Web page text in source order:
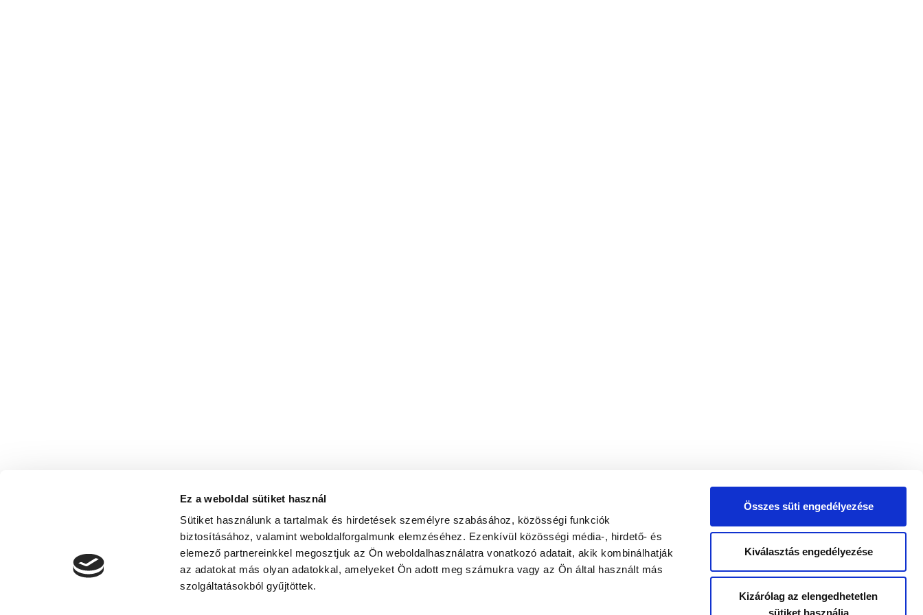
Ez a weboldal sütiket használ
Sütiket használunk a tartalmak és hirdetések személyre szabásához, közösségi funkciók
biztosításához, valamint weboldalforgalmunk elemzéséhez. Ezenkívül közösségi média-, hirdető- és
elemező partnereinkkel megosztjuk az Ön weboldalhasználatra vonatkozó adatait, akik kombinálhatják
az adatokat más olyan adatokkal, amelyeket Ön adott meg számukra vagy az Ön által használt más
szolgáltatásokból gyűjtöttek.
Összes süti engedélyezése
Kiválasztás engedélyezése
Kizárólag az elengedhetetlen
sütiket használja